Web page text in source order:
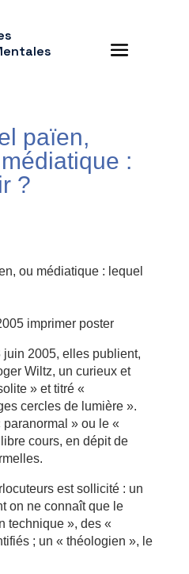
païen,
:
?
ou médiatique : lequel
imprimer poster
2005, elles publient,
Wiltz, un curieux et
» et titré «
cercles de lumière ».
» ou le «
cours, en dépit de
est sollicité : un
on ne connaît que le
technique », des «
; un « théologien », le